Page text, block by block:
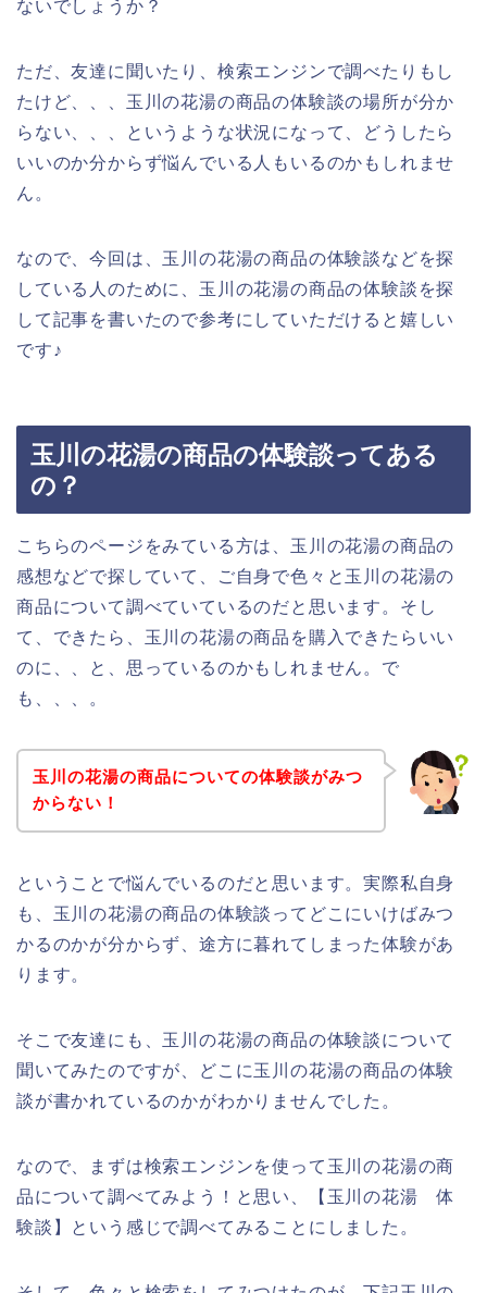
ないでしょうか？
ただ、友達に聞いたり、検索エンジンで調べたりもし
たけど、、、玉川の花湯の商品の体験談の場所が分か
らない、、、というような状況になって、どうしたら
いいのか分からず悩んでいる人もいるのかもしれませ
ん。
なので、今回は、玉川の花湯の商品の体験談などを探
している人のために、玉川の花湯の商品の体験談を探
して記事を書いたので参考にしていただけると嬉しい
です♪
玉川の花湯の商品の体験談ってある
の？
こちらのページをみている方は、玉川の花湯の商品の
感想などで探していて、ご自身で色々と玉川の花湯の
商品について調べていているのだと思います。そし
て、できたら、玉川の花湯の商品を購入できたらいい
のに、、と、思っているのかもしれません。で
も、、、。
玉川の花湯の商品についての体験談がみつ
からない！
ということで悩んでいるのだと思います。実際私自身
も、玉川の花湯の商品の体験談ってどこにいけばみつ
かるのかが分からず、途方に暮れてしまった体験があ
ります。
そこで友達にも、玉川の花湯の商品の体験談について
聞いてみたのですが、どこに玉川の花湯の商品の体験
談が書かれているのかがわかりませんでした。
なので、まずは検索エンジンを使って玉川の花湯の商
品について調べてみよう！と思い、【玉川の花湯 体
験談】という感じで調べてみることにしました。